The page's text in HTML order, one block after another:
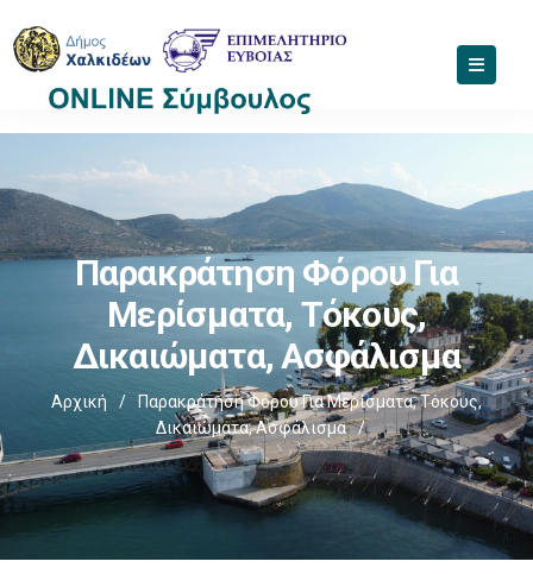
Παρακράτηση Φόρου Για
Μερίσματα, Τόκους,
Δικαιώματα, Ασφάλισμα
Αρχική /
Παρακράτηση Φόρου Για Μερίσματα, Τόκους,
Δικαιώματα, Ασφάλισμα
/